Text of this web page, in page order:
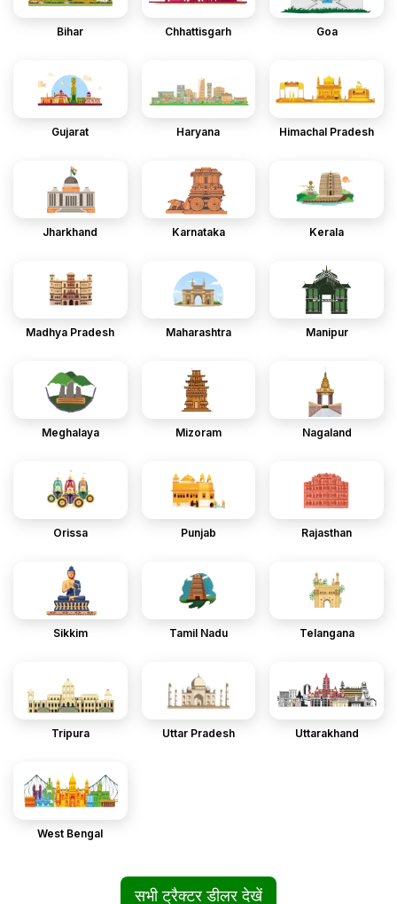
Bihar Chhattisgarh Goa
Gujarat Haryana Himachal Pradesh
Jharkhand Karnataka Kerala
Madhya Pradesh Maharashtra Manipur
Meghalaya Mizoram Nagaland
Orissa Punjab Rajasthan
Sikkim Tamil Nadu Telangana
Tripura Uttar Pradesh Uttarakhand
West Bengal
सभी ट्रैक्टर डीलर देखें